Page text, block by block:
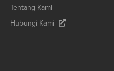
Tentang Kami
Hubungi Kami